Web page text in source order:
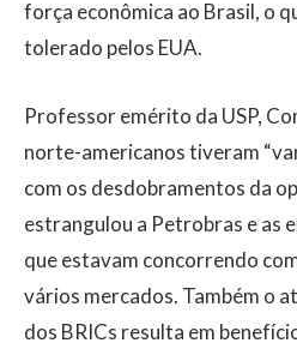
força econômica ao Brasil, o
tolerado pelos EUA.
Professor emérito da USP,
norte-americanos tiveram
com os desdobramentos da
estrangulou a Petrobras e as
que estavam concorrendo
vários mercados. Também o
dos BRICs resulta em